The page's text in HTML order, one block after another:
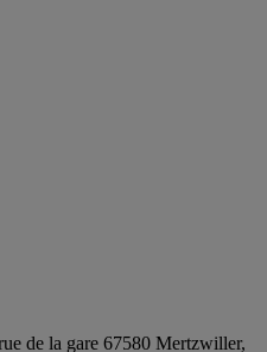
de la gare 67580 Mertzwiller,